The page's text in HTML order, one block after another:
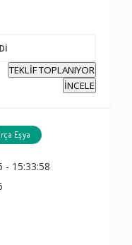
TEKLİF TOPLANIYOR
İNCELE
Eşya
- 15:33:58